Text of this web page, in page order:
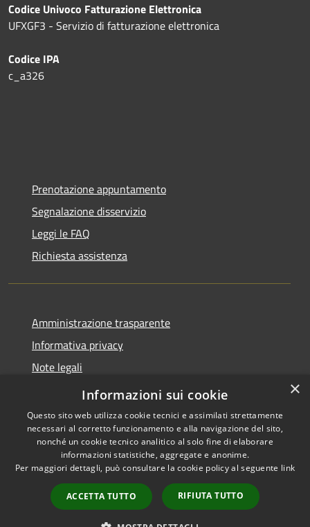
Codice Univoco Fatturazione Elettronica
UFXGF3 - Servizio di fatturazione elettronica
Codice IPA
c_a326
Prenotazione appuntamento
Segnalazione disservizio
Leggi le FAQ
Richiesta assistenza
Amministrazione trasparente
Informativa privacy
Note legali
Dichiarazione di accessibilità
Accessibilité
Confidentialité
Gestion des cookies
Copyright © 2026 • Ville de •
Powered byMunicipium
Accès rédaction
×
Informazioni sui cookie
Questo sito web utilizza cookie tecnici e assimilati strettamente
necessari al corretto funzionamento e alla navigazione del sito,
nonché un cookie tecnico analitico al solo fine di elaborare
informazioni statistiche, aggregate e anonime.
Per maggiori dettagli, può consultare la cookie policy al seguente link
ACCETTA TUTTO RIFIUTA TUTTO